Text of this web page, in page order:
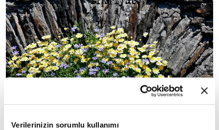
Verilerinizin sorumlu kullanımı